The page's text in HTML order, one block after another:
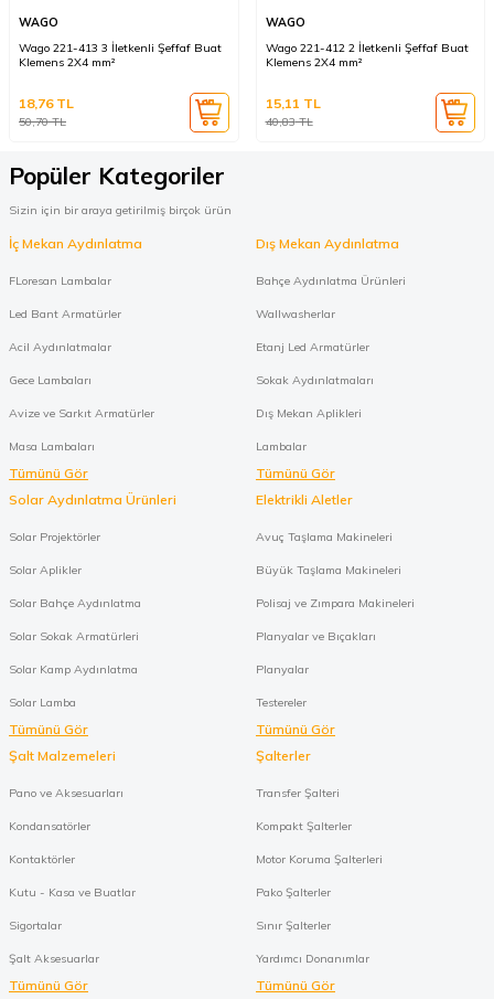
WAGO
Wago 221-413 3 İletkenli Şeffaf Buat
Klemens 2X4 mm²
50,70TL
18,76TL
WAGO
Wago 221-412 2 İletkenli Şeffaf Buat
Klemens 2X4 mm²
40,83TL
15,11 TL
Popüler Kategoriler
Sizin için bir araya getirilmiş birçok ürün
İç Mekan Aydınlatma
FLoresan Lambalar
Led Bant Armatürler
Acil Aydınlatmalar
Gece Lambaları
Avize ve Sarkıt Armatürler
Masa Lambaları
Tümünü Gör
Dış Mekan Aydınlatma
Bahçe Aydınlatma Ürünleri
Wallwasherlar
Etanj Led Armatürler
Sokak Aydınlatmaları
Dış Mekan Aplikleri
Lambalar
Tümünü Gör
Solar Aydınlatma Ürünleri
Solar Projektörler
Solar Aplikler
Solar Bahçe Aydınlatma
Solar Sokak Armatürleri
Solar Kamp Aydınlatma
Solar Lamba
Tümünü Gör
Elektrikli Aletler
Avuç Taşlama Makineleri
Büyük Taşlama Makineleri
Polisaj ve Zımpara Makineleri
Planyalar ve Bıçakları
Planyalar
Testereler
Tümünü Gör
Şalt Malzemeleri
Pano ve Aksesuarları
Kondansatörler
Kontaktörler
Kutu - Kasa ve Buatlar
Sigortalar
Şalt Aksesuarlar
Tümünü Gör
Şalterler
Transfer Şalteri
Kompakt Şalterler
Motor Koruma Şalterleri
Pako Şalterler
Sınır Şalterler
Yardımcı Donanımlar
Tümünü Gör